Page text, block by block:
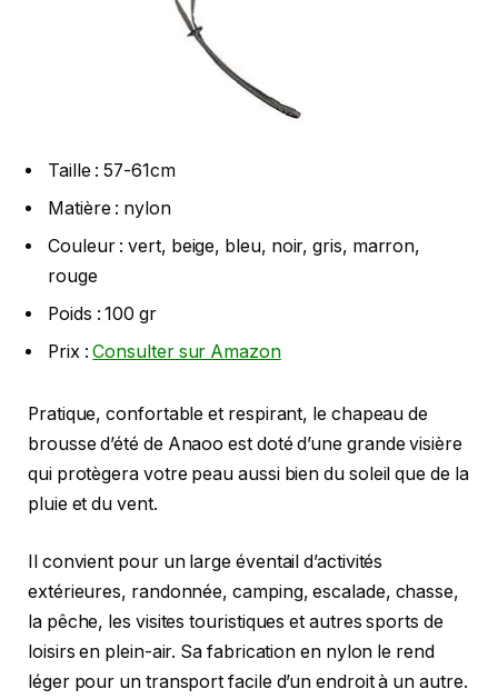
Taille : 57-61cm
Matière : nylon
Couleur : vert, beige, bleu, noir, gris, marron,
rouge
Poids : 100 gr
Prix :Consulter sur Amazon
Pratique, confortable et respirant, le chapeau de
brousse d’été de Anaoo est doté d’une grande visière
qui protègera votre peau aussi bien du soleil que de la
pluie et du vent.
Il convient pour un large éventail d’activités
extérieures, randonnée, camping, escalade, chasse,
la pêche, les visites touristiques et autres sports de
loisirs en plein-air. Sa fabrication en nylon le rend
léger pour un transport facile d’un endroit à un autre.